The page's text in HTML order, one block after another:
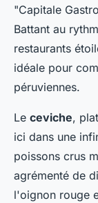
"Capitale
Battant au
restaurants
idéale pour
péruviennes.
Le ceviche,
ici dans une
poissons crus
agrémenté de
l'oignon rouge